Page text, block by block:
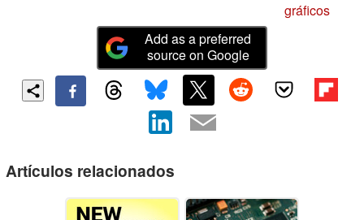
gráficos
Add as a preferred
source on Google
Artículos relacionados